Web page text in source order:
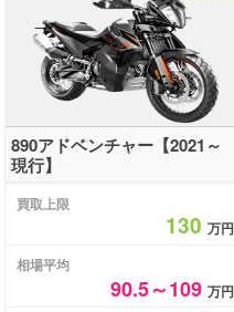
890アドベンチャー【2021～
現行】
買取上限
130万円
相場平均
90.5～109万円